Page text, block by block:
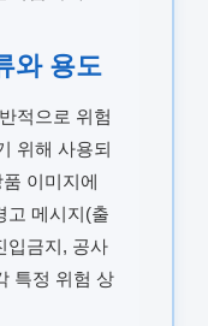
와 용도
적으로 위험
위해 사용되
이미지에
고 메시지(출
입금지, 공사
특정 위험 상